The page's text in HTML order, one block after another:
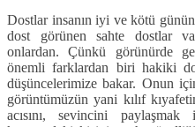
Dostlar insanın iyi ve kötü
dost görünen sahte dostlar
onlardan. Çünkü görünürde
önemli farklardan biri hakiki
düşüncelerimize bakar. Onun
görüntümüzün yani kılıf
acısını, sevincini